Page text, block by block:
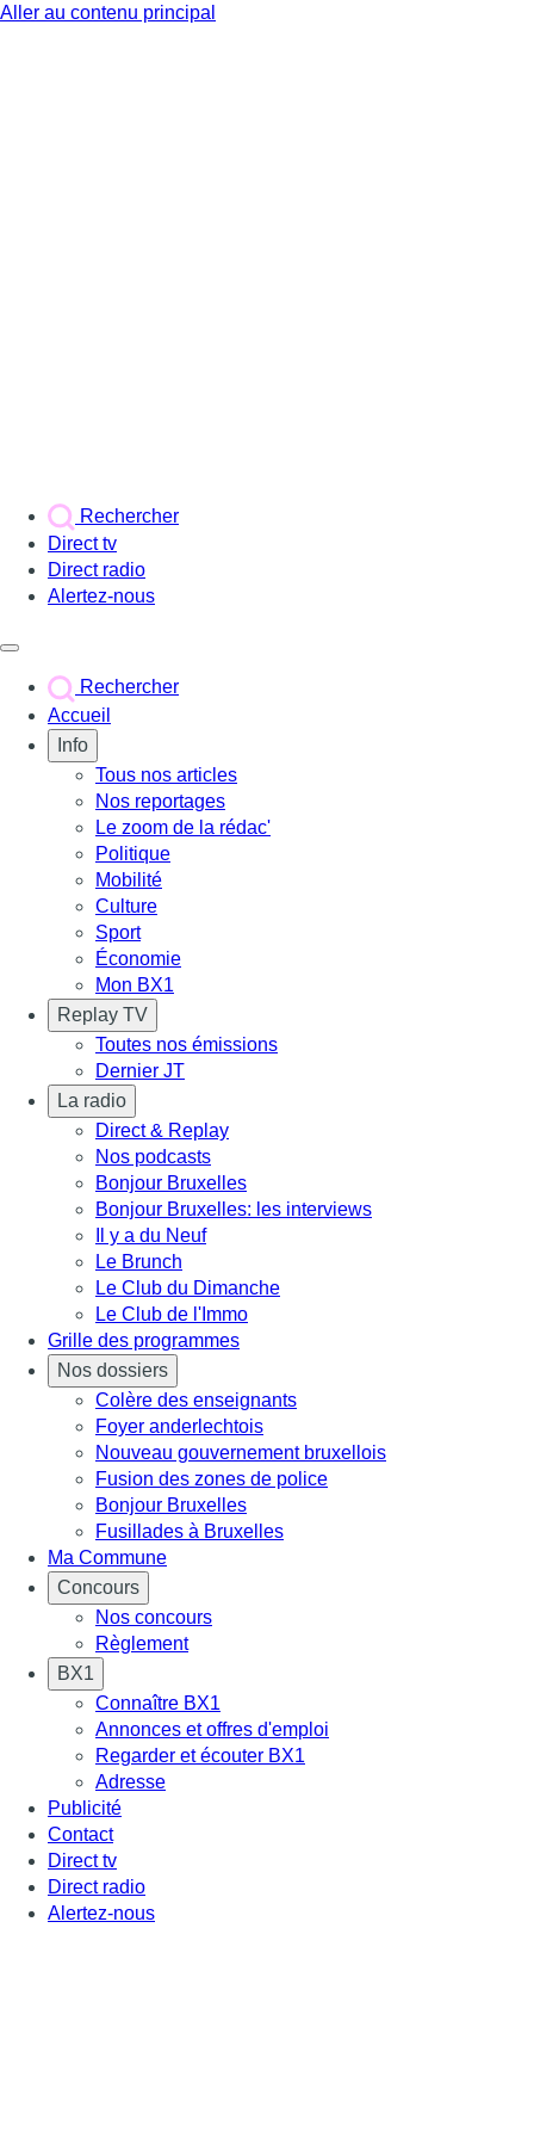
Aller au contenu principal
Rechercher
Direct tv
Direct radio
Alertez-nous
Rechercher
Accueil
Info
Tous nos articles
Nos reportages
Le zoom de la rédac'
Politique
Mobilité
Culture
Sport
Économie
Mon BX1
Replay TV
Toutes nos émissions
Dernier JT
La radio
Direct & Replay
Nos podcasts
Bonjour Bruxelles
Bonjour Bruxelles: les interviews
Il y a du Neuf
Le Brunch
Le Club du Dimanche
Le Club de l'Immo
Grille des programmes
Nos dossiers
Colère des enseignants
Foyer anderlechtois
Nouveau gouvernement bruxellois
Fusion des zones de police
Bonjour Bruxelles
Fusillades à Bruxelles
Ma Commune
Concours
Nos concours
Règlement
BX1
Connaître BX1
Annonces et offres d'emploi
Regarder et écouter BX1
Adresse
Publicité
Contact
Direct tv
Direct radio
Alertez-nous